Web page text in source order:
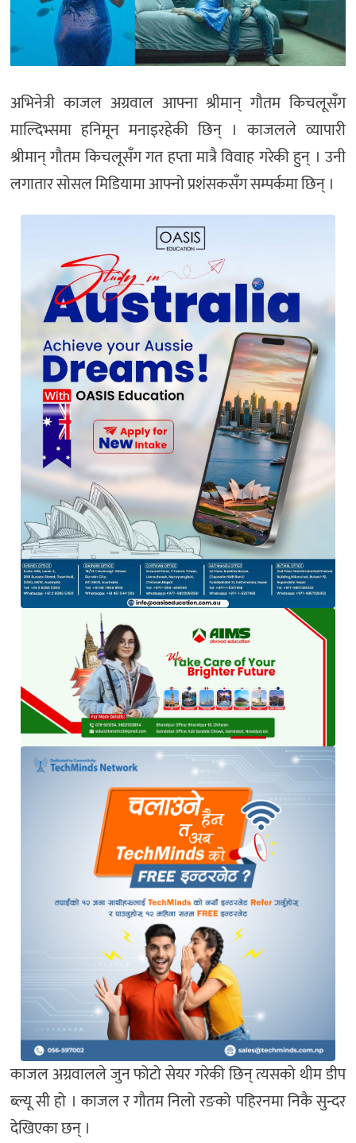
अभिनेत्री काजल अग्रवाल आफ्ना श्रीमान् गौतम किचलूसँग
माल्दिभ्समा हनिमून मनाइरहेकी छिन् । काजलले व्यापारी
श्रीमान् गौतम किचलूसँग गत हप्ता मात्रै विवाह गरेकी हुन् । उनी
लगातार सोसल मिडियामा आफ्नो प्रशंसकसँग सम्पर्कमा छिन् ।
काजल अग्रवालले जुन फोटो सेयर गरेकी छिन् त्यसको थीम डीप
ब्ल्यू सी हो । काजल र गौतम निलो रङको पहिरनमा निकै सुन्दर
देखिएका छन् ।